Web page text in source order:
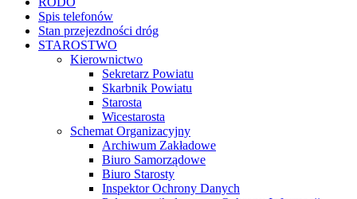
Skarbnik Powiatu
Starosta
Wicestarosta
Schemat Organizacyjny
Archiwum Zakładowe
Biuro Samorządowe
Biuro Starosty
Inspektor Ochrony Danych
Pełnomocnik do spraw Ochrony Informacji
Niejawnych
Wydział Architektury i Budownictwa
Wydział Budżetu i Finansów
Wydział Edukacji, Kultury, Sportu i Spraw